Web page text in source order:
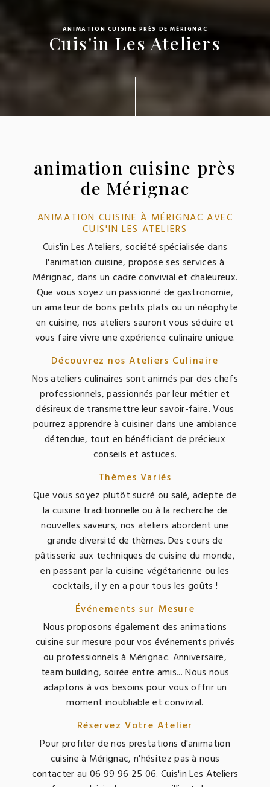
ANIMATION CUISINE PRÈS DE MÉRIGNAC
Cuis'in Les Ateliers
animation cuisine près
de Mérignac
ANIMATION CUISINE À MÉRIGNAC AVEC
CUIS'IN LES ATELIERS
Cuis'in Les Ateliers, société spécialisée dans
l'animation cuisine, propose ses services à
Mérignac, dans un cadre convivial et chaleureux.
Que vous soyez un passionné de gastronomie,
un amateur de bons petits plats ou un néophyte
en cuisine, nos ateliers sauront vous séduire et
vous faire vivre une expérience culinaire unique.
Découvrez nos Ateliers Culinaire
Nos ateliers culinaires sont animés par des chefs
professionnels, passionnés par leur métier et
désireux de transmettre leur savoir-faire. Vous
pourrez apprendre à cuisiner dans une ambiance
détendue, tout en bénéficiant de précieux
conseils et astuces.
Thèmes Variés
Que vous soyez plutôt sucré ou salé, adepte de
la cuisine traditionnelle ou à la recherche de
nouvelles saveurs, nos ateliers abordent une
grande diversité de thèmes. Des cours de
pâtisserie aux techniques de cuisine du monde,
en passant par la cuisine végétarienne ou les
cocktails, il y en a pour tous les goûts !
Événements sur Mesure
Nous proposons également des animations
cuisine sur mesure pour vos événements privés
ou professionnels à Mérignac. Anniversaire,
team building, soirée entre amis... Nous nous
adaptons à vos besoins pour vous offrir un
moment inoubliable et convivial.
Réservez Votre Atelier
Pour profiter de nos prestations d'animation
cuisine à Mérignac, n'hésitez pas à nous
contacter au 06 99 96 25 06. Cuis'in Les Ateliers